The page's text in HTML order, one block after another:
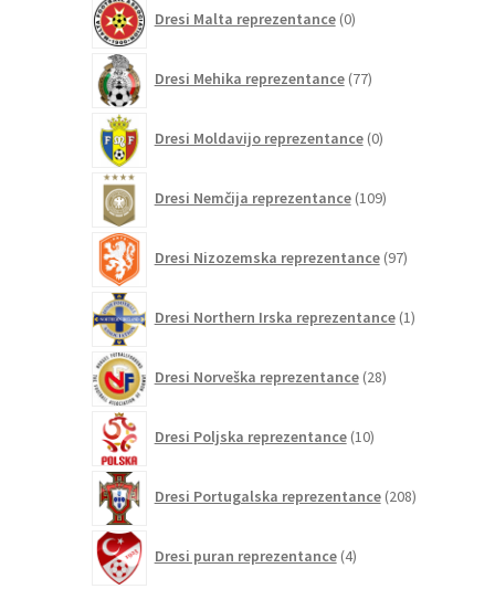
Dresi Malta reprezentance 0izdelkov
Dresi Mehika reprezentance 77izdelkov
Dresi Moldavijo reprezentance 0izdelkov
Dresi Nemčija reprezentance 109izdelkov
Dresi Nizozemska reprezentance 97izdelkov
Dresi Northern Irska reprezentance 1izdelek
Dresi Norveška reprezentance 28izdelkov
Dresi Poljska reprezentance 10izdelkov
Dresi Portugalska reprezentance 208izdelkov
Dresi puran reprezentance 4izdelki